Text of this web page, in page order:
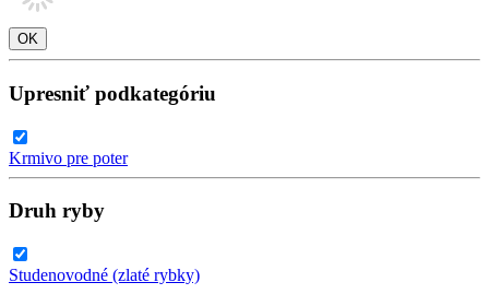
Upresniť podkategóriu
Krmivo pre poter
Druh ryby
Studenovodné (zlaté rybky)